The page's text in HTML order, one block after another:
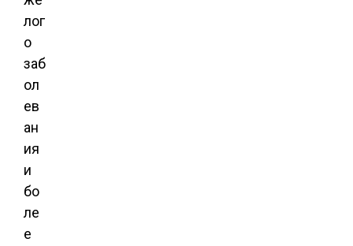
лог
о
заб
ол
ев
ан
ия
и
бо
ле
е